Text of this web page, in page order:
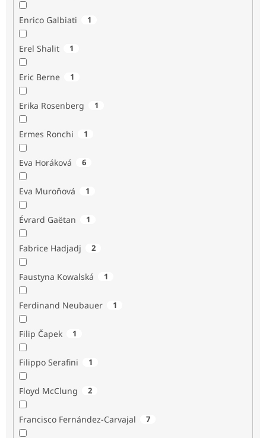
Enrico Galbiati 1
Erel Shalit 1
Eric Berne 1
Erika Rosenberg 1
Ermes Ronchi 1
Eva Horáková 6
Eva Muroňová 1
Évrard Gaëtan 1
Fabrice Hadjadj 2
Faustyna Kowalská 1
Ferdinand Neubauer 1
Filip Čapek 1
Filippo Serafini 1
Floyd McClung 2
Francisco Fernández-Carvajal 7